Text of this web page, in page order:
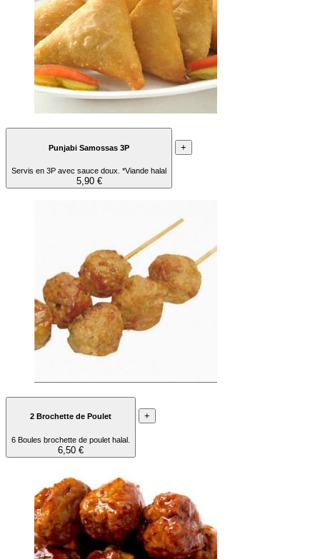
Punjabi Samossas 3P
Servis en 3P avec sauce doux. *Viande halal
5,90 €
+
2 Brochette de Poulet
6 Boules brochette de poulet halal.
6,50 €
+